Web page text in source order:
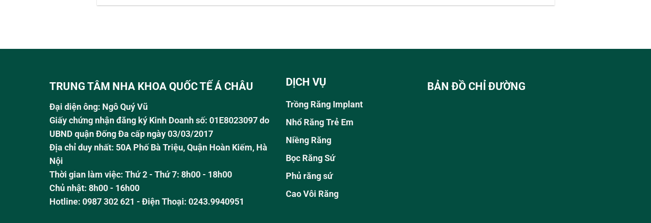
TRUNG TÂM NHA KHOA QUỐC TẾ Á CHÂU
Đại diện ông: Ngô Quý Vũ
Giấy chứng nhận đăng ký Kinh Doanh số: 01E8023097 do
UBND quận Đống Đa cấp ngày 03/03/2017
Địa chỉ duy nhất: 50A Phố Bà Triệu, Quận Hoàn Kiếm, Hà
Nội
Thời gian làm việc: Thứ 2 - Thứ 7: 8h00 - 18h00
Chủ nhật: 8h00 - 16h00
Hotline: 0987 302 621 - Điện Thoại: 0243.9940951
DỊCH VỤ
Trồng Răng Implant
Nhổ Răng Trẻ Em
Niềng Răng
Bọc Răng Sứ
Phủ răng sứ
Cao Vôi Răng
BẢN ĐỒ CHỈ ĐƯỜNG